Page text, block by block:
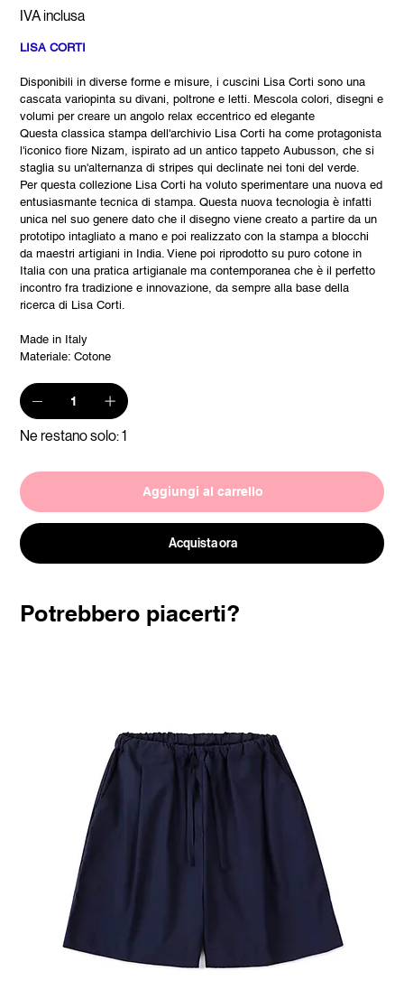
IVA inclusa
LISA CORTI
Disponibili in diverse forme e misure, i cuscini Lisa Corti sono una
cascata variopinta su divani, poltrone e letti. Mescola colori, disegni e
volumi per creare un angolo relax eccentrico ed elegante
Questa classica stampa dell'archivio Lisa Corti ha come protagonista
l'iconico fiore Nizam, ispirato ad un antico tappeto Aubusson, che si
staglia su un'alternanza di stripes qui declinate nei toni del verde.
Per questa collezione Lisa Corti ha voluto sperimentare una nuova ed
entusiasmante tecnica di stampa. Questa nuova tecnologia è infatti
unica nel suo genere dato che il disegno viene creato a partire da un
prototipo intagliato a mano e poi realizzato con la stampa a blocchi
da maestri artigiani in India. Viene poi riprodotto su puro cotone in
Italia con una pratica artigianale ma contemporanea che è il perfetto
incontro fra tradizione e innovazione, da sempre alla base della
ricerca di Lisa Corti.
Made in Italy
Materiale: Cotone
Ne restano solo: 1
Aggiungi al carrello
Acquista ora
Potrebbero piacerti?